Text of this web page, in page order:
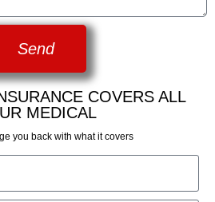
Send
COVERS ALL
MEDICAL
you back with what it covers